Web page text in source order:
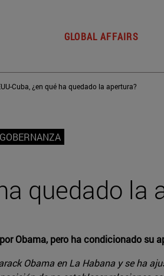
GLOBAL AFFAIRS
Cuba, ¿en qué ha quedado la apertura?
quedado la
Obama, pero ha condicionado su
Obama en La Habana y se ha